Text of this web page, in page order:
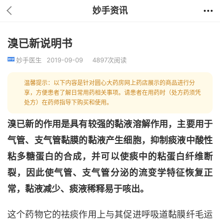
妙手资讯
溴已新说明书
妙手医生 2019-09-09 4897次阅读
温馨提示：以下内容是针对圆心大药房网上药店展示的商品进行分
享，方便患者了解日常用药相关事项。请患者在用药时（处方药须凭
处方）在药师指导下购买和使用。
溴已新的作用是具有较强的黏液溶解作用，主要用于
气管、支气管黏膜的黏液产生细胞，抑制痰液中酸性
粘多糖蛋白的合成，并可以使痰中的粘蛋白纤维断
裂，因此使气管、支气管分泌的流变学特征恢复正
常，黏液减少、痰液稀释易于咳出。
这个药物它的祛痰作用上与其促进呼吸道黏膜纤毛运